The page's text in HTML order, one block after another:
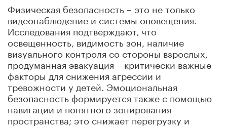
Физическая безопасность – это не только
видеонаблюдение и системы оповещения.
Исследования подтверждают, что
освещенность, видимость зон, наличие
визуального контроля со стороны взрослых,
продуманная эвакуация – критически важные
факторы для снижения агрессии и
тревожности у детей. Эмоциональная
безопасность формируется также с помощью
навигации и понятного зонирования
пространства; это снижает перегрузку и